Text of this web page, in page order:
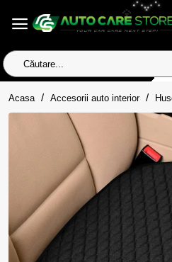
Căutare...
Acasa homeAccesorii auto interior